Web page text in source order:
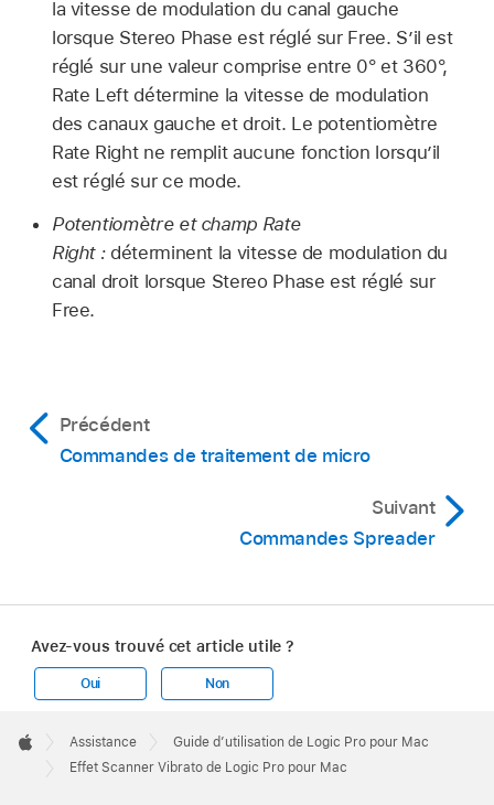
la vitesse de modulation du canal gauche
lorsque Stereo Phase est réglé sur Free. S’il est
réglé sur une valeur comprise entre 0° et 360°,
Rate Left détermine la vitesse de modulation
des canaux gauche et droit. Le potentiomètre
Rate Right ne remplit aucune fonction lorsqu’il
est réglé sur ce mode.
Potentiomètre et champ Rate
Right :déterminent la vitesse de modulation du
canal droit lorsque Stereo Phase est réglé sur
Free.
Précédent
Commandes de traitement de micro
Suivant
Commandes Spreader
Avez-vous trouvé cet article utile ?
Oui Non
Footer

Apple
Assistance
Guide d’utilisation de Logic Pro pour Mac
Effet Scanner Vibrato de Logic Pro pour Mac